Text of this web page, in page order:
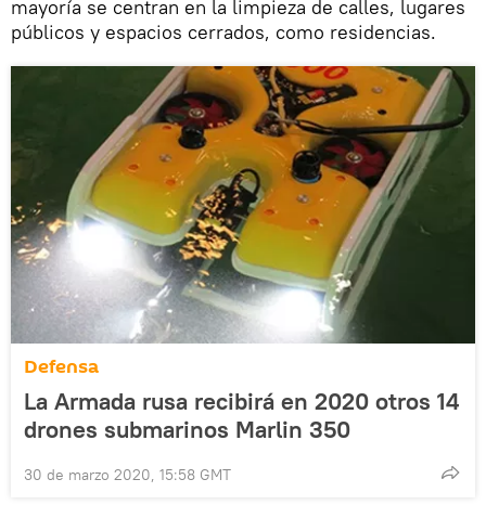
mayoría se centran en la limpieza de calles, lugares
públicos y espacios cerrados, como residencias.
Defensa
La Armada rusa recibirá en 2020 otros 14
drones submarinos Marlin 350
30 de marzo 2020, 15:58 GMT